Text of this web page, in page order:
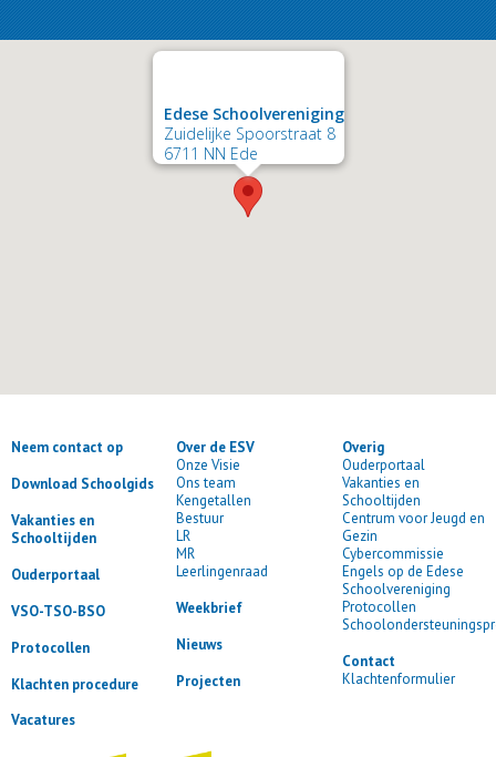
Edese Schoolvereniging
Zuidelijke Spoorstraat 8
6711 NN Ede
Neem contact op
Download Schoolgids
Vakanties en
Schooltijden
Ouderportaal
VSO-TSO-BSO
Protocollen
Klachten procedure
Vacatures
Over de ESV
Onze Visie
Ons team
Kengetallen
Bestuur
LR
MR
Leerlingenraad
Weekbrief
Nieuws
Projecten
Overig
Ouderportaal
Vakanties en
Schooltijden
Centrum voor Jeugd en
Gezin
Cybercommissie
Engels op de Edese
Schoolvereniging
Protocollen
Contact
Klachtenformulier